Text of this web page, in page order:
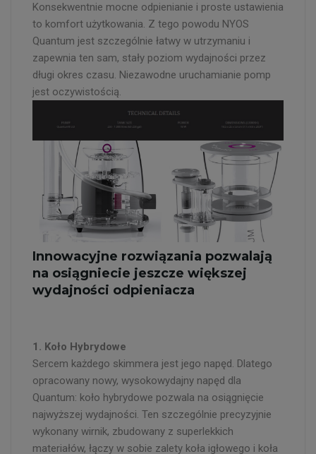
Konsekwentnie mocne odpienianie i proste ustawienia
to komfort użytkowania. Z tego powodu NYOS
Quantum jest szczególnie łatwy w utrzymaniu i
zapewnia ten sam, stały poziom wydajności przez
długi okres czasu. Niezawodne uruchamianie pomp
jest oczywistością.
Innowacyjne rozwiązania pozwalają
na osiągniecie jeszcze większej
wydajności odpieniacza
1. Koło Hybrydowe
Sercem każdego skimmera jest jego napęd. Dlatego
opracowany nowy, wysokowydajny napęd dla
Quantum: koło hybrydowe pozwala na osiągnięcie
najwyższej wydajności. Ten szczególnie precyzyjnie
wykonany wirnik, zbudowany z superlekkich
materiałów, łączy w sobie zalety koła igłowego i koła